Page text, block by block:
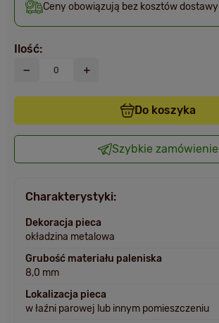
Ceny obowiązują bez kosztów dostawy
Ilość:
Do koszyka
Szybkie zamówienie
Charakterystyki:
Dekoracja pieca
okładzina metalowa
Grubość materiału paleniska
8,0 mm
Lokalizacja pieca
w łaźni parowej lub innym pomieszczeniu